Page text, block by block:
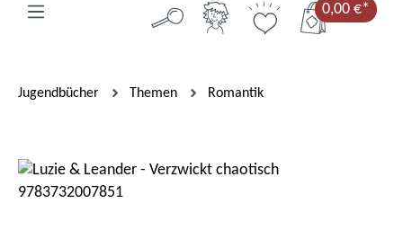
0,00 €*
Jugendbücher Themen Romantik
Bildergalerie überspringen